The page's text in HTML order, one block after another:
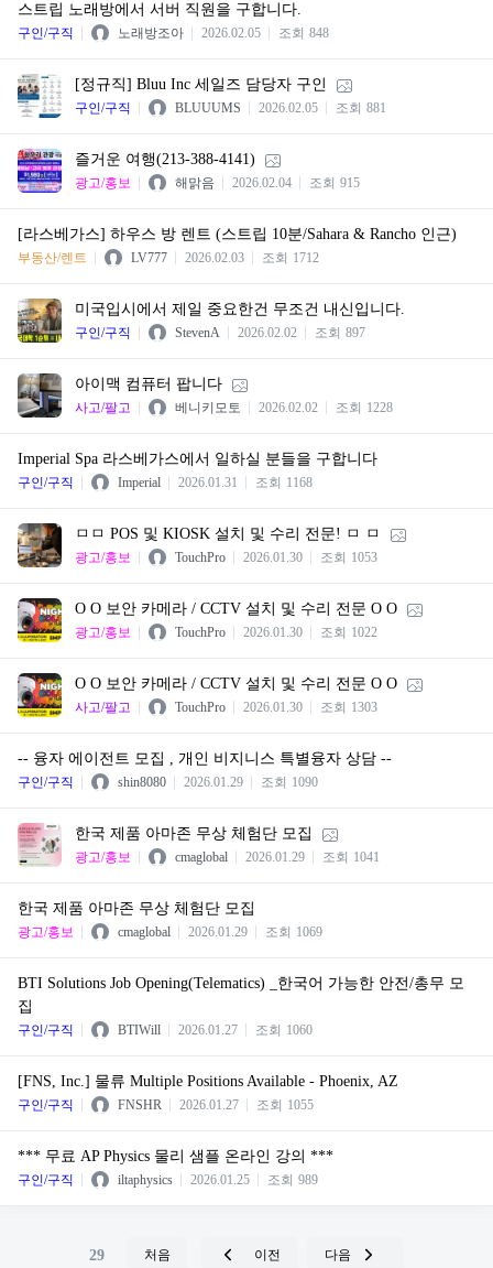
스트립 노래방에서 서버 직원을 구합니다.
구인/구직 노래방조아 2026.02.05 조회 848
[정규직] Bluu Inc 세일즈 담당자 구인
구인/구직 BLUUUMS 2026.02.05 조회 881
즐거운 여행(213-388-4141)
광고/홍보 해맑음 2026.02.04 조회 915
​[라스베가스] 하우스 방 렌트 (스트립 10분/Sahara & Rancho 인근)
부동산/렌트 LV777 2026.02.03 조회 1712
미국입시에서 제일 중요한건 무조건 내신입니다.
구인/구직 StevenA 2026.02.02 조회 897
아이맥 컴퓨터 팝니다
사고/팔고 베니키모토 2026.02.02 조회 1228
Imperial Spa 라스베가스에서 일하실 분들을 구합니다
구인/구직 Imperial 2026.01.31 조회 1168
ㅁㅁ POS 및 KIOSK 설치 및 수리 전문! ㅁ ㅁ
광고/홍보 TouchPro 2026.01.30 조회 1053
O O 보안 카메라 / CCTV 설치 및 수리 전문 O O
광고/홍보 TouchPro 2026.01.30 조회 1022
O O 보안 카메라 / CCTV 설치 및 수리 전문 O O
사고/팔고 TouchPro 2026.01.30 조회 1303
-- 융자 에이전트 모집 , 개인 비지니스 특별융자 상담 --
구인/구직 shin8080 2026.01.29 조회 1090
한국 제품 아마존 무상 체험단 모집
광고/홍보 cmaglobal 2026.01.29 조회 1041
한국 제품 아마존 무상 체험단 모집
광고/홍보 cmaglobal 2026.01.29 조회 1069
BTI Solutions Job Opening(Telematics) _한국어 가능한 안전/총무 모
집
구인/구직 BTIWill 2026.01.27 조회 1060
[FNS, Inc.] 물류 Multiple Positions Available - Phoenix, AZ
구인/구직 FNSHR 2026.01.27 조회 1055
*** 무료 AP Physics 물리 샘플 온라인 강의 ***
구인/구직 iltaphysics 2026.01.25 조회 989
29 처음 이전 다음